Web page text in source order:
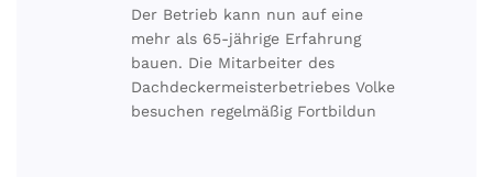
Der Betrieb kann nun auf eine
mehr als 65-jährige Erfahrung
bauen. Die Mitarbeiter des
Dachdeckermeisterbetriebes Volke
besuchen regelmäßig Fortbildun